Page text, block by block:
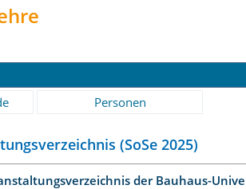
Personen
(SoSe 2025)
der Bauhaus-